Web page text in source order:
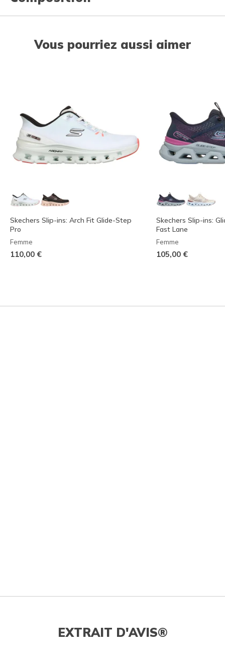
Vous pourriez aussi aimer
Skechers Slip-ins: Arch Fit Glide-Step
Pro
Femme
110,00 €
Skechers Slip-ins:
Fast Lane
Femme
105,00 €
EXTRAIT D'AVIS®